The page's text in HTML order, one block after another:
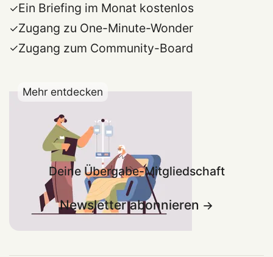
Ein Briefing im Monat kostenlos
Zugang zu One-Minute-Wonder
Zugang zum Community-Board
Mehr entdecken
Deine Übergabe-Mitgliedschaft
Newsletter abonnieren